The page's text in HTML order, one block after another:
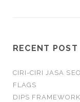
RECENT POST
CIRI-CIRI JASA
FLAGS
DIPS